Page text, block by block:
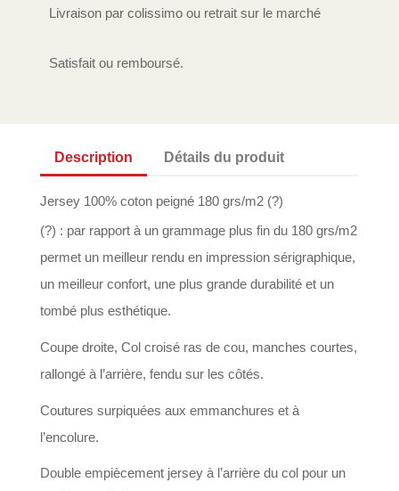
Livraison par colissimo ou retrait sur le marché
Satisfait ou remboursé.
Description Détails du produit
Jersey 100% coton peigné 180 grs/m2 (?)
(?) : par rapport à un grammage plus fin du 180 grs/m2
permet un meilleur rendu en impression sérigraphique,
un meilleur confort, une plus grande durabilité et un
tombé plus esthétique.
Coupe droite, Col croisé ras de cou, manches courtes,
rallongé à l’arrière, fendu sur les côtés.
Coutures surpiquées aux emmanchures et à
l’encolure.
Double empiècement jersey à l’arrière du col pour un